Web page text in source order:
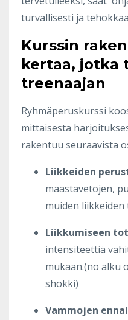
turvallisesti ja
Kurssin
kertaa, jotka
treenaajan
Ryhmäperuskurssi
mittaisesta
rakentuu seuraavista
Liikkeiden
maastavetojen,
muiden
Liikkumiseen
intensiteettiä
mukaan.(no alku
shokki)
Vammojen